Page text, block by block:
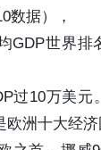
数据），
GDP世界
过10万美
洲十大经济